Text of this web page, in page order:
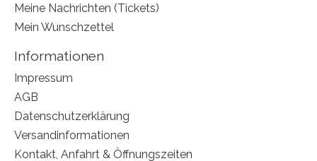
Meine Nachrichten (Tickets)
Mein Wunschzettel
Informationen
Impressum
AGB
Datenschutzerklärung
Versandinformationen
Kontakt, Anfahrt & Öffnungszeiten